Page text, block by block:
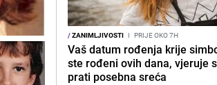
/ZANIMLJIVOSTI I PRIJE OKO 7H
Vaš datum rođenja krije
ste rođeni ovih dana, vjeruje
prati posebna sreća